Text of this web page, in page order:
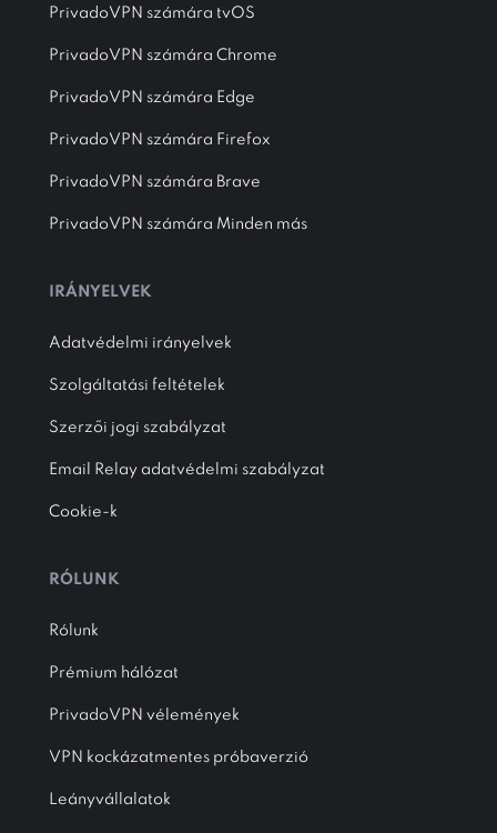
PrivadoVPN számára tvOS
PrivadoVPN számára Chrome
PrivadoVPN számára Edge
PrivadoVPN számára Firefox
PrivadoVPN számára Brave
PrivadoVPN számára Minden más
IRÁNYELVEK
Adatvédelmi irányelvek
Szolgáltatási feltételek
Szerzői jogi szabályzat
Email Relay adatvédelmi szabályzat
Cookie-k
RÓLUNK
Rólunk
Prémium hálózat
PrivadoVPN vélemények
VPN kockázatmentes próbaverzió
Leányvállalatok